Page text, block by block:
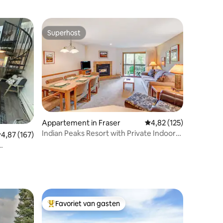
beoordeling van 4,87 uit 5, 167 recensies
4,87 (167)
Superhost
Superhost
Appartement in Fraser Gemiddelde
4,82 (125)
Indian Peaks Resort with Private Indoor
Topfavoriet van gasten
Favoriet van gasten